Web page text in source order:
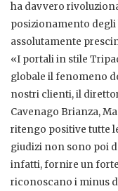
ha davvero
posizionamento
assolutamente
«I portali in stile
globale il fenomeno
nostri clienti, il
Cavenago Brianza,
ritengo positive tutte
giudizi non sono poi
infatti, fornire un
riconoscano i minus